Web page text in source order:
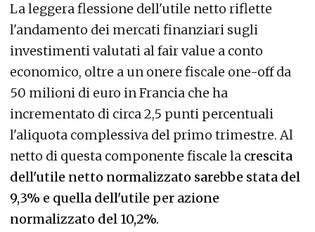
La leggera flessione dell'utile netto riflette
l'andamento dei mercati finanziari sugli
investimenti valutati al fair value a conto
economico, oltre a un onere fiscale one-off da
50 milioni di euro in Francia che ha
incrementato di circa 2,5 punti percentuali
l'aliquota complessiva del primo trimestre. Al
netto di questa componente fiscale la crescita
dell'utile netto normalizzato sarebbe stata del
9,3% e quella dell'utile per azione
normalizzato del 10,2%.